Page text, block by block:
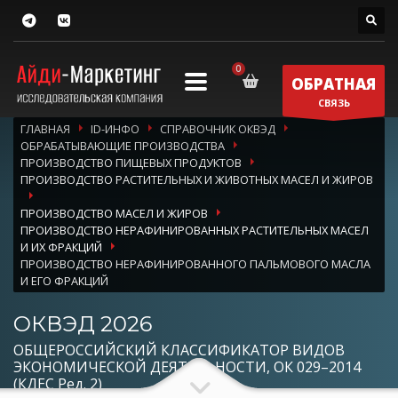
ОБРАТНАЯ
СВЯЗЬ
ГЛАВНАЯ ID-ИНФО
СПРАВОЧНИК ОКВЭД
ОБРАБАТЫВАЮЩИЕ ПРОИЗВОДСТВА
ПРОИЗВОДСТВО ПИЩЕВЫХ ПРОДУКТОВ
ПРОИЗВОДСТВО РАСТИТЕЛЬНЫХ И ЖИВОТНЫХ МАСЕЛ И ЖИРОВ
ПРОИЗВОДСТВО МАСЕЛ И ЖИРОВ
ПРОИЗВОДСТВО НЕРАФИНИРОВАННЫХ РАСТИТЕЛЬНЫХ МАСЕЛ
И ИХ ФРАКЦИЙ
ПРОИЗВОДСТВО НЕРАФИНИРОВАННОГО ПАЛЬМОВОГО МАСЛА
И ЕГО ФРАКЦИЙ
ОКВЭД 2026
ОБЩЕРОССИЙСКИЙ КЛАССИФИКАТОР ВИДОВ
ЭКОНОМИЧЕСКОЙ ДЕЯТЕЛЬНОСТИ, ОК 029–2014
(КДЕС Ред. 2)